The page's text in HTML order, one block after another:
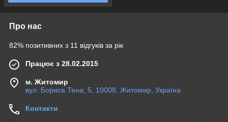
Про нас
82% позитивних з 11 відгуків за рік
Працює з 28.02.2015
м. Житомир
вул. Бориса Тена, 5, 10008, Житомир, Україна
Контакти